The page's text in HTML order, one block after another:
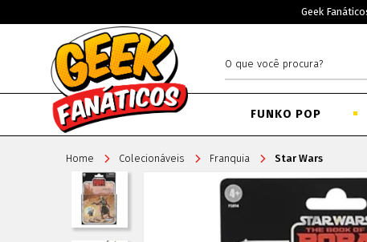
Geek
FUNKO POP
Home Colecionáveis Franquia Star Wars